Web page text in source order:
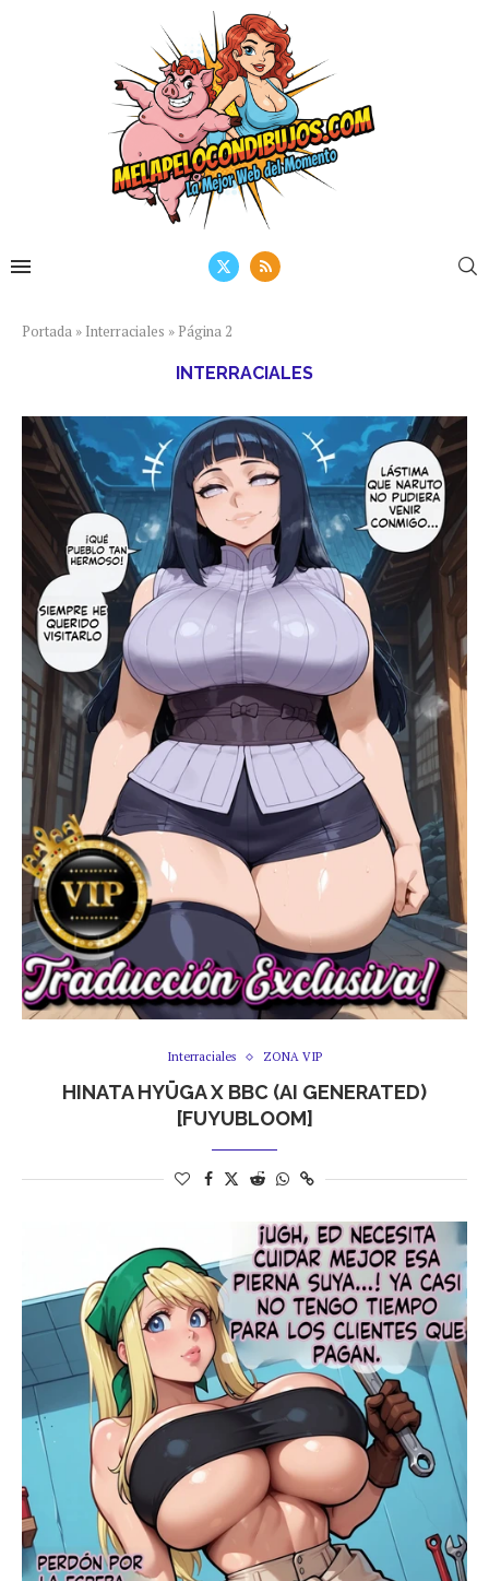
Portada » Interraciales » Página 2
INTERRACIALES
Interraciales ZONA VIP
HINATA HYŪGA X BBC (AI GENERATED)
[FUYUBLOOM]